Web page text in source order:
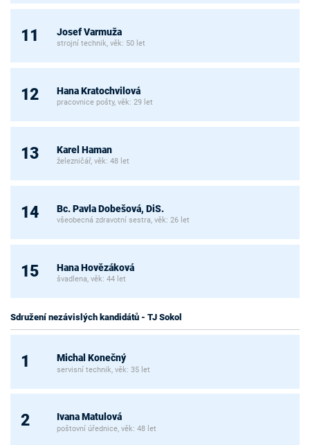
11 Josef Varmuža
strojní technik, věk: 50 let
12 Hana Kratochvilová
pracovnice pošty, věk: 29 let
13 Karel Haman
železničář, věk: 48 let
14 Bc. Pavla Dobešová, DiS.
všeobecná zdravotní sestra, věk: 26 let
15 Hana Hovězáková
švadlena, věk: 44 let
Sdružení nezávislých kandidátů - TJ Sokol
1 Michal Konečný
servisní technik, věk: 35 let
2 Ivana Matulová
poštovní úřednice, věk: 48 let